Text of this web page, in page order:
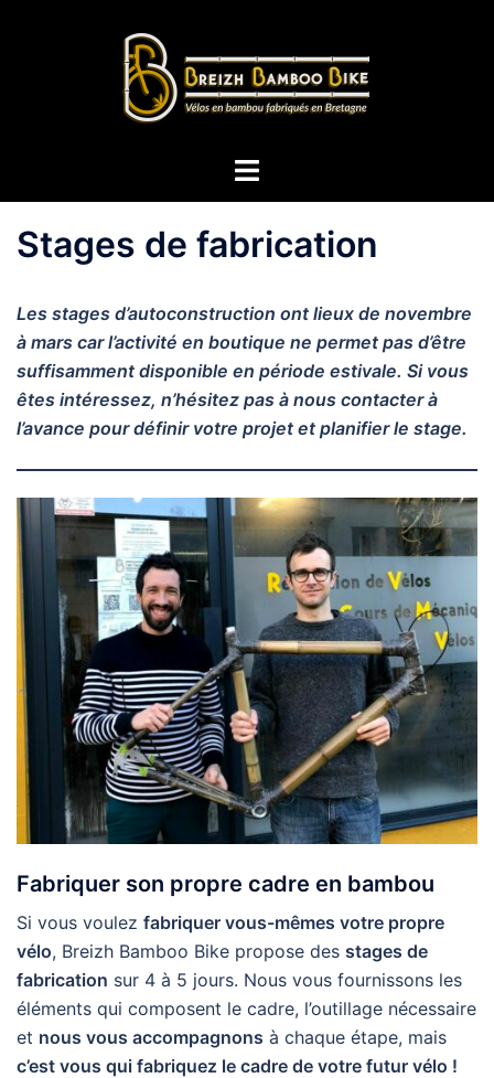
Ouvrir/fermer
Stages de fabrication
Les stages d’autoconstruction ont lieux de novembre
à mars car l’activité en boutique ne permet pas d’être
suffisamment disponible en période estivale. Si vous
êtes intéressez, n’hésitez pas à nous contacter à
l’avance pour définir votre projet et planifier le stage.
Fabriquer son propre cadre en bambou
Si vous voulez fabriquer vous-mêmes votre propre
vélo, Breizh Bamboo Bike propose des stages de
fabrication sur 4 à 5 jours. Nous vous fournissons les
éléments qui composent le cadre, l’outillage nécessaire
et nous vous accompagnons à chaque étape, mais
c’est vous qui fabriquez le cadre de votre futur vélo !